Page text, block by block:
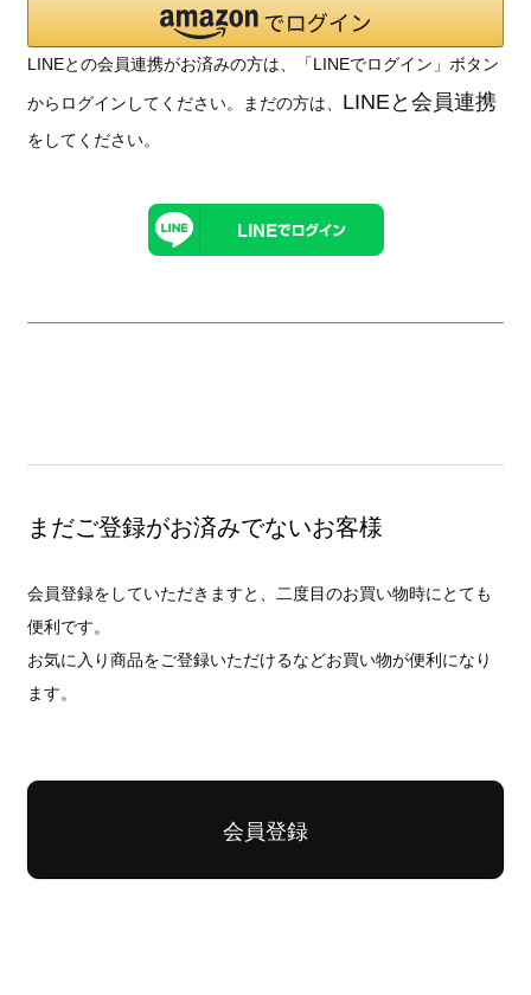
LINEとの会員連携がお済みの方は、「LINEでログイン」ボタン
からログインしてください。まだの方は、 LINEと会員連携
をしてください。
まだご登録がお済みでないお客様
会員登録をしていただきますと、二度目のお買い物時にとても
便利です。
お気に入り商品をご登録いただけるなどお買い物が便利になり
ます。
会員登録